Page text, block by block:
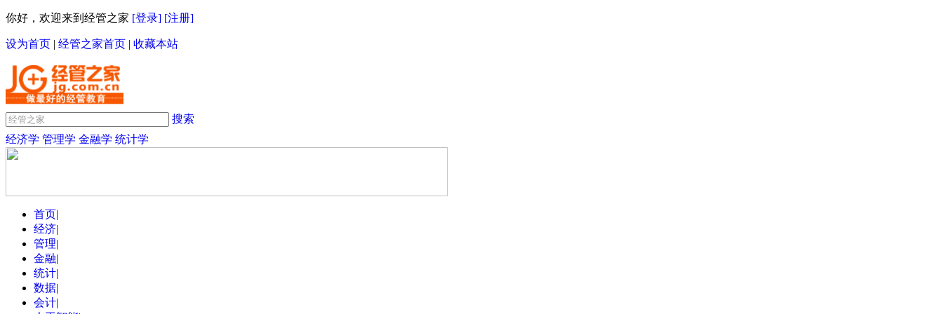
你好，欢迎来到经管之家 [登录] [注册]
设为首页 | 经管之家首页 | 收藏本站
搜索
经济学 管理学 金融学 统计学
首页|
经济|
管理|
金融|
统计|
数据|
会计|